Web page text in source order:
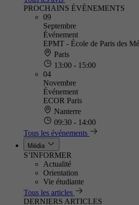
PROCHAINS ÉVÈNEMENTS
09
Septembre
Événement
EPMT - École de Paris des
Paris
13:00 - 15:00
04
Novembre
Événement
ECOR Paris
Nanterre
09:30 - 14:00
Tous les événements
Média
S’INFORMER
Actualité
Orientation
Vie étudiante
Tous les articles
DERNIERS ARTICLES